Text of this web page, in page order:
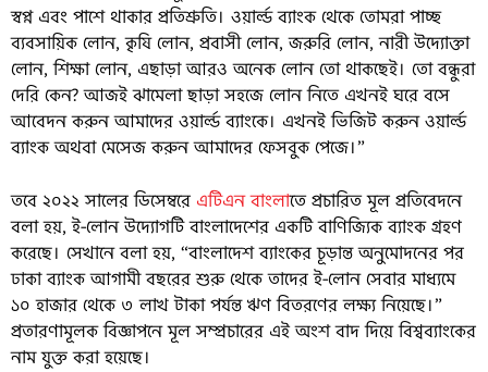
স্বপ্ন এবং পাশে থাকার প্রতিশ্রুতি। ওয়ার্ল্ড ব্যাংক থেকে তোমরা পাচ্ছ
ব্যবসায়িক লোন, কৃষি লোন, প্রবাসী লোন, জরুরি লোন, নারী উদ্যোক্তা
লোন, শিক্ষা লোন, এছাড়া আরও অনেক লোন তো থাকছেই। তো বন্ধুরা
দেরি কেন? আজই ঝামেলা ছাড়া সহজে লোন নিতে এখনই ঘরে বসে
আবেদন করুন আমাদের ওয়ার্ল্ড ব্যাংকে। এখনই ভিজিট করুন ওয়ার্ল্ড
ব্যাংক অথবা মেসেজ করুন আমাদের ফেসবুক পেজে।”
তবে ২০২২ সালের ডিসেম্বরে এটিএন বাংলাতে প্রচারিত মূল প্রতিবেদনে
বলা হয়, ই-লোন উদ্যোগটি বাংলাদেশের একটি বাণিজ্যিক ব্যাংক গ্রহণ
করেছে। সেখানে বলা হয়, “বাংলাদেশ ব্যাংকের চূড়ান্ত অনুমোদনের পর
ঢাকা ব্যাংক আগামী বছরের শুরু থেকে তাদের ই-লোন সেবার মাধ্যমে
১০ হাজার থেকে ৩ লাখ টাকা পর্যন্ত ঋণ বিতরণের লক্ষ্য নিয়েছে।”
প্রতারণামূলক বিজ্ঞাপনে মূল সম্প্রচারের এই অংশ বাদ দিয়ে বিশ্বব্যাংকের
নাম যুক্ত করা হয়েছে।